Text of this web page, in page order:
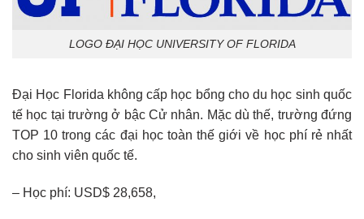
LOGO ĐẠI HỌC UNIVERSITY OF FLORIDA
Đại Học Florida không cấp học bổng cho du học sinh quốc
tế học tại trường ở bậc Cử nhân. Mặc dù thế, trường đứng
TOP 10 trong các đại học toàn thế giới về học phí rẻ nhất
cho sinh viên quốc tế.
– Học phí: USD$ 28,658,